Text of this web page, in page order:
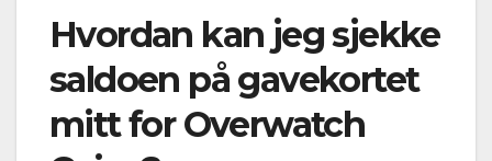
Hvordan kan jeg sjekke
saldoen på gavekortet
mitt for Overwatch